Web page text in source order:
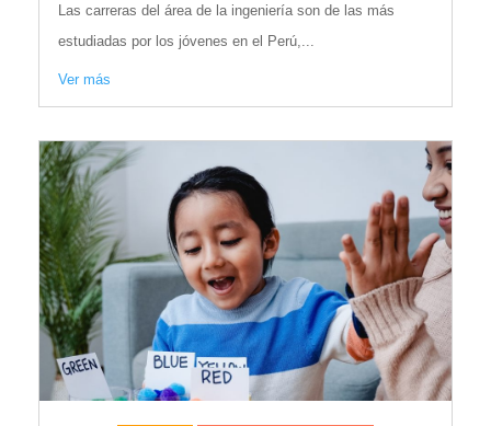
Las carreras del área de la ingeniería son de las más
estudiadas por los jóvenes en el Perú,...
Ver más